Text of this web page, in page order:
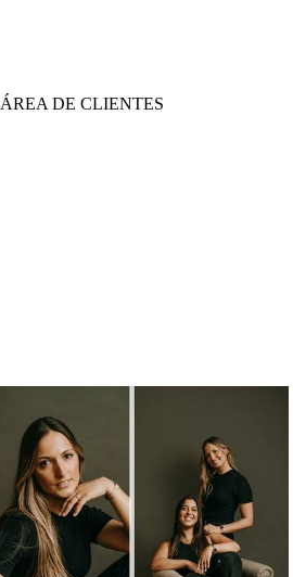
ÁREA DE CLIENTES